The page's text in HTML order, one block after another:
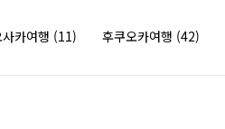
카여행 (11) 후쿠오카여행 (42)